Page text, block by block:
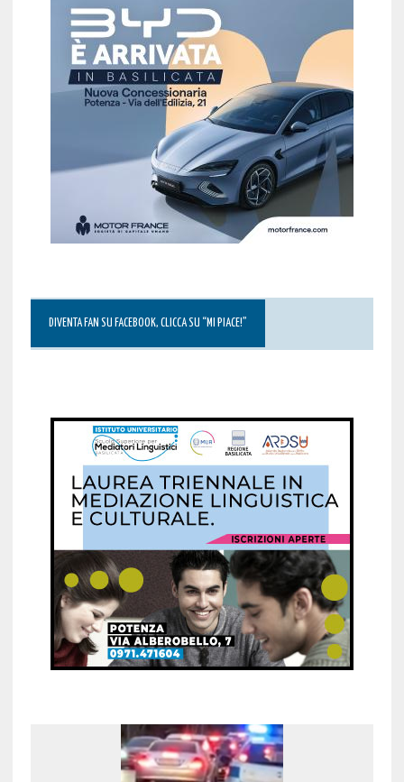
DIVENTA FAN SU FACEBOOK, CLICCA SU “MI PIACE!”